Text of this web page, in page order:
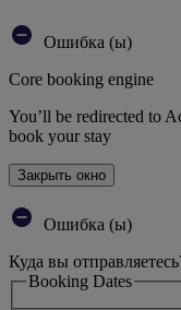
Ошибка (ы)
Core booking engine
You’ll be redirected to
book your stay
Закрыть окно
Ошибка (ы)
Куда вы
Booking Dates